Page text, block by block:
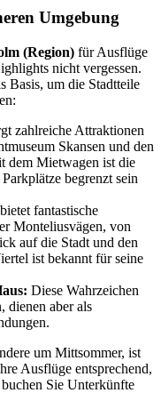
Umgebung
(Region) für Ausflüge
nicht vergessen.
Basis, um die Stadtteile
zahlreiche Attraktionen
Skansen und den
dem Mietwagen ist die
begrenzt sein
fantastische
Monteliusvägen, von
auf die Stadt und den
ist bekannt für seine
Diese Wahrzeichen
dienen aber als
um Mittsommer, ist
Ausflüge entsprechend,
Sie Unterkünfte